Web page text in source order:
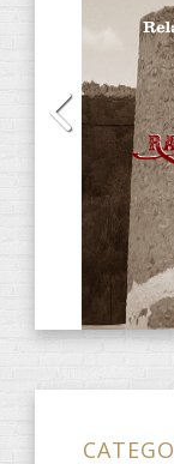
CD(2)
DVD
E-